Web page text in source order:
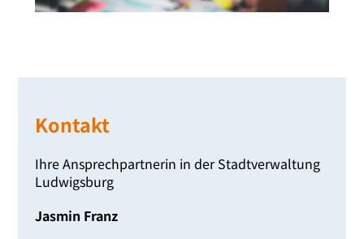
Kontakt
Ihre Ansprechpartnerin in der Stadtverwaltung
Ludwigsburg
Jasmin Franz